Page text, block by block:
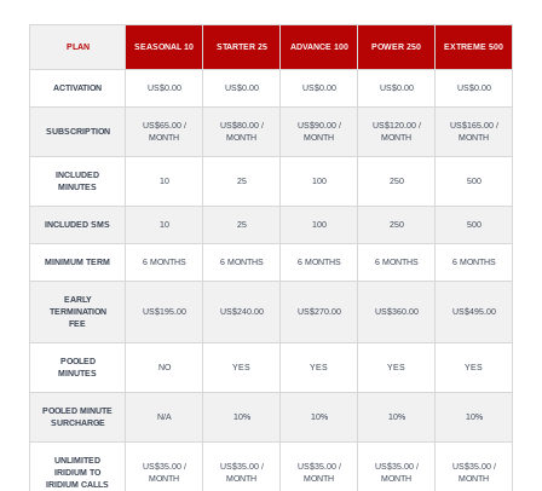
PLAN SEASONAL 10 STARTER 25 ADVANCE 100 POWER 250 EXTREME 500
ACTIVATION US$0.00 US$0.00 US$0.00 US$0.00 US$0.00
SUBSCRIPTION
US$65.00 /
MONTH
US$80.00 /
MONTH
US$90.00 /
MONTH
US$120.00 /
MONTH
US$165.00 /
MONTH
INCLUDED
MINUTES
10 25 100 250 500
INCLUDED SMS 10 25 100 250 500
MINIMUM TERM 6 MONTHS 6 MONTHS 6 MONTHS 6 MONTHS 6 MONTHS
EARLY
TERMINATION
FEE
US$195.00 US$240.00 US$270.00 US$360.00 US$495.00
POOLED
MINUTES
NO YES YES YES YES
POOLED MINUTE
SURCHARGE
N/A 10% 10% 10% 10%
UNLIMITED
IRIDIUM TO
IRIDIUM CALLS
US$35.00 /
MONTH
US$35.00 /
MONTH
US$35.00 /
MONTH
US$35.00 /
MONTH
US$35.00 /
MONTH